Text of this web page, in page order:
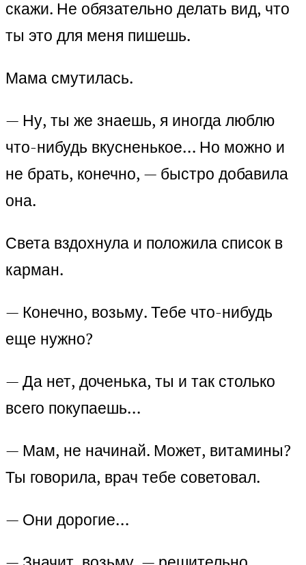
скажи. Не обязательно делать вид, что
ты это для меня пишешь.
Мама смутилась.
— Ну, ты же знаешь, я иногда люблю
что-нибудь вкусненькое… Но можно и
не брать, конечно, — быстро добавила
она.
Света вздохнула и положила список в
карман.
— Конечно, возьму. Тебе что-нибудь
еще нужно?
— Да нет, доченька, ты и так столько
всего покупаешь…
— Мам, не начинай. Может, витамины?
Ты говорила, врач тебе советовал.
— Они дорогие…